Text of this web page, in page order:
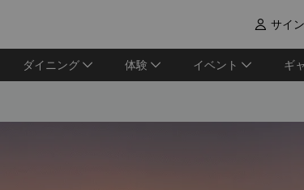
 サイ
ダイニング 体験 イベント ギ